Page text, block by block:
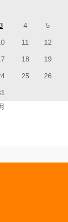
4 5
11 12
18 19
25 26